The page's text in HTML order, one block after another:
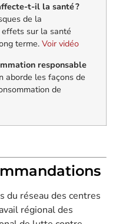
t-il la santé ?
de la
sur la santé
terme. Voir vidéo
responsable
aborde les façons de
de
du réseau des centres
régional des